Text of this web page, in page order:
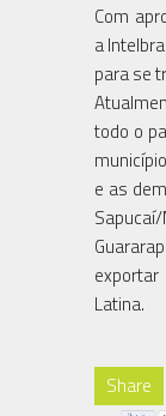
Com
a
para se
todo o
e as
Latina.
Share